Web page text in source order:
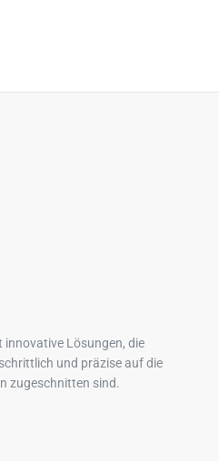
innovative Lösungen, die
und präzise auf die
zugeschnitten sind.